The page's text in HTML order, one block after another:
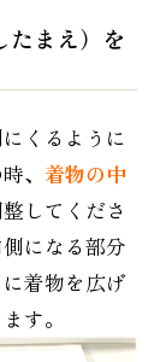
たまえ）を
くるように
、 着物の中
してくださ
になる部分
着物を広げ
す。